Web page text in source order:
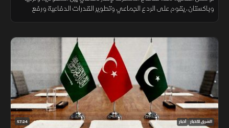
وباكستان، يقوم على الردع الجماعي وتطوير القدرات الدفاعية ورفع
57:24 الشرق للأخبار أخبار